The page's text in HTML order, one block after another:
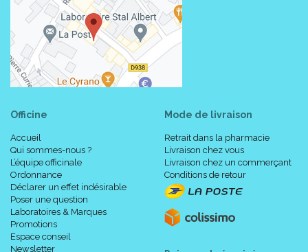
Officine
Accueil
Qui sommes-nous ?
L’équipe officinale
Ordonnance
Déclarer un effet indésirable
Poser une question
Laboratoires & Marques
Promotions
Espace conseil
Newsletter
Mode de livraison
Retrait dans la pharmacie
Livraison chez vous
Livraison chez un commerçant
Conditions de retour